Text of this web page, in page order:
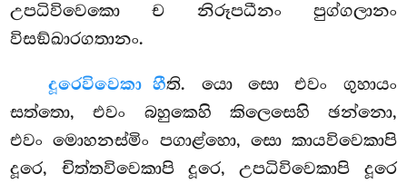
උපධිවිවෙකො ච නිරූපධීනං පුග්ගලානං
විසඞ්ඛාරගතානං.
දූරෙවිවෙකා හීති. යො සො එවං ගුහායං
සත්තො, එවං බහුකෙහි කිලෙසෙහි ඡන්නො,
එවං මොහනස්මිං පගාළ්හො, සො කායවිවෙකාපි
දූරෙ, චිත්තවිවෙකාපි දූරෙ, උපධිවිවෙකාපි දූරෙ